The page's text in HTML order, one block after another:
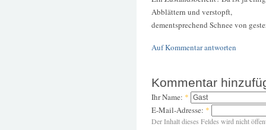
Abblättern und verstopft,
dementsprechend Schnee von
Auf Kommentar antworten
Kommentar
Ihr Name: *
E-Mail-Adresse: *
Der Inhalt dieses Feldes wird nicht